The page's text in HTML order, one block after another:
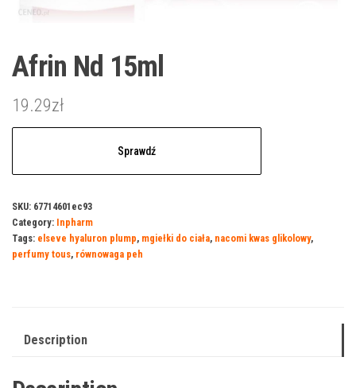
Afrin Nd 15ml
19.29zł
Sprawdź
SKU: 67714601ec93
Category: Inpharm
Tags: elseve hyaluron plump, mgiełki do ciała, nacomi kwas glikolowy,
perfumy tous, równowaga peh
Description